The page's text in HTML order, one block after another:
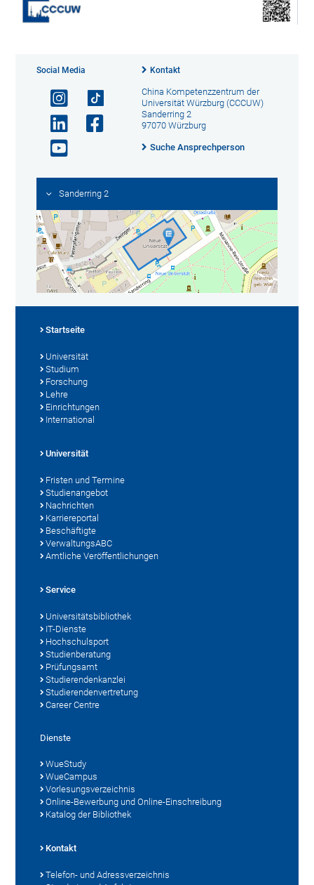
Social Media Kontakt
China Kompetenzzentrum der
Universität Würzburg (CCCUW)
Sanderring 2
97070 Würzburg
Suche Ansprechperson
Sanderring 2
Startseite
Universität
Studium
Forschung
Lehre
Einrichtungen
International
Universität
Fristen und Termine
Studienangebot
Nachrichten
Karriereportal
Beschäftigte
VerwaltungsABC
Amtliche Veröffentlichungen
Service
Universitätsbibliothek
IT-Dienste
Hochschulsport
Studienberatung
Prüfungsamt
Studierendenkanzlei
Studierendenvertretung
Career Centre
Dienste
WueStudy
WueCampus
Vorlesungsverzeichnis
Online-Bewerbung und Online-Einschreibung
Katalog der Bibliothek
Kontakt
Telefon- und Adressverzeichnis